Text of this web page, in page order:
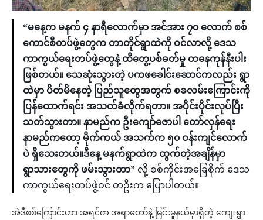
“မနေ့က မနက် ၄ နာရီလောက်မှာ အင်အား ၇၀ လောက် စစ်
ကောင်စီတပ်ဖွဲ့တွေက တာတိုင်ရွာထဲကို ဝင်လာလို့ ဒေသ
ကာကွယ်ရေးတပ်ဖွဲ့တွေနဲ့ ထိတွေ့ပစ်ခတ်မှု တနေကုန်နီးပါး
ဖြစ်တယ်။ သေဆုံးသွားတဲ့ ပကဖခေါင်းဆောင်ကလည်း ရွာ
ထဲမှာ ပိတ်မိနေတဲ့ ပြည်သူတွေအတွက် စခလမ်းကြောင်းကို
ပြန်ထောက်ရင်း အသတ်ခံလိုက်ရတာ။ အပိုင်းပိုင်းလုပ်ပြီး
သတ်သွားတာ။ နာမည်က ဦးကျော်ဇောပါ တော်လှန်ရေး
နာမည်ကတော့ မိုက်ကယ် အသက်က ၅၀ ဝန်းကျင်လောက်
ပဲ ရှိသေးတယ်။ဒီနေ့ မနက်ရွာထဲက ထွက်တဲ့အချိန်မှာ
ရွာသားတွေကို ဖမ်းသွားတာ” လို့ စစ်ကိုင်းအခြေစိုက် ဒေသ
ကာကွယ်ရေးတပ်ဖွဲ့ဝင် တဦးက ပြောပါတယ်။
အဲဒီစစ်ကြောင်းဟာ အရင်က အရာတော်နဲ့ မြင်းမူနယ်မှာရှိတဲ့ ကျေးရွာ